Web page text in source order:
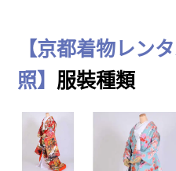
【京都着物レン
照】 服裝種類